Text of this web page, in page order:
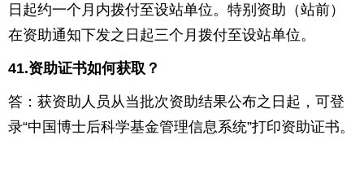
日起约一个月内拨付至设站单位。特别资助（站前）
在资助通知下发之日起三个月拨付至设站单位。
41.资助证书如何获取？
答：获资助人员从当批次资助结果公布之日起，可登
录“中国博士后科学基金管理信息系统”打印资助证书。